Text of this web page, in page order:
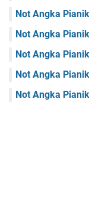
Not Angka
Not Angka
Not Angka
Not Angka
Not Angka